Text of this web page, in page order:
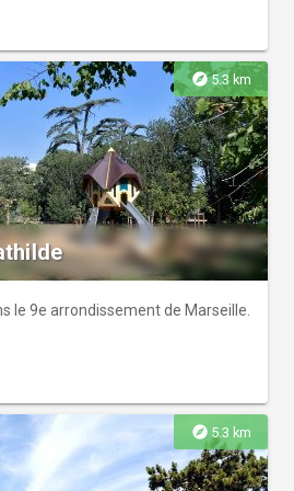
explore5.3 km
le 9e arrondissement de Marseille.
explore 5.3 km